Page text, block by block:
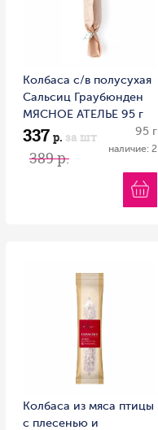
Колбаса с/в полусухая
Сальсиц Граубюнден
МЯСНОЕ АТЕЛЬЕ 95 г
Россия
337 р. за шт
389 р.
95 г
наличие: 2
Колбаса из мяса птицы
с плесенью и